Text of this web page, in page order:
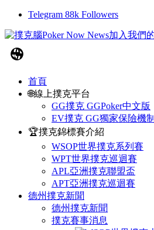
Telegram 88k Followers
首頁
🌐線上撲克平台
GG撲克 GGPoker中文版
EV撲克 GG獨家保險機制
🏆撲克錦標賽介紹
WSOP世界撲克系列賽
WPT世界撲克巡迴賽
APL亞洲撲克聯盟盃
APT亞洲撲克巡迴賽
德州撲克新聞
德州撲克新聞
撲克賽事消息